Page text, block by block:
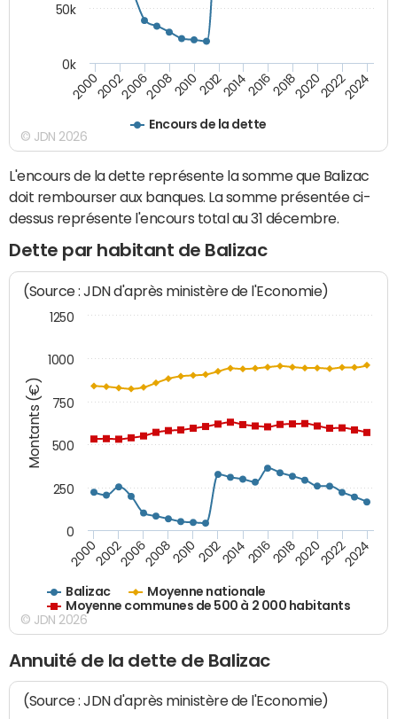
Encours de la dette
200020022006200820102012201420162018202020222024
0k
50k
© JDN 2026
L'encours de la dette représente la somme que Balizac
doit rembourser aux banques. La somme présentée ci-
dessus représente l'encours total au 31 décembre.
Dette par habitant de Balizac
Montants (€)
(Source : JDN d'après ministère de l'Economie)
Balizac
Moyenne nationale
Moyenne communes de 500 à 2 000 habitants
200020022006200820102012201420162018202020222024
0
250
500
750
1000
1250
© JDN 2026
Annuité de la dette de Balizac
(Source : JDN d'après ministère de l'Economie)